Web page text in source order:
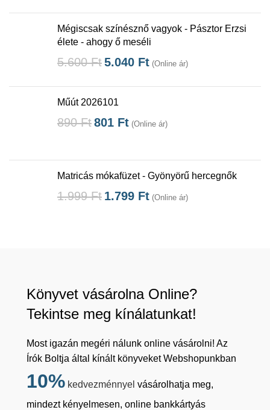
Mégiscsak színésznő vagyok - Pásztor Erzsi
élete - ahogy ő meséli
5.600Ft5.040 Ft (Online ár)
Műút 2026101
890Ft801 Ft (Online ár)
Matricás mókafüzet - Gyönyörű hercegnők
1.999Ft 1.799 Ft (Online ár)
Könyvet vásárolna Online?
Tekintse meg kínálatunkat!
Most igazán megéri nálunk online vásárolni! Az
Írók Boltja által kínált könyveket Webshopunkban
10% kedvezménnyel vásárolhatja meg,
mindezt kényelmesen, online bankkártyás